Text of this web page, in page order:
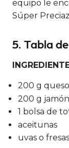
equipo le
Súper
5. Tabla
200 g
200 g
1 bolsa de
aceitunas
uvas o fresas